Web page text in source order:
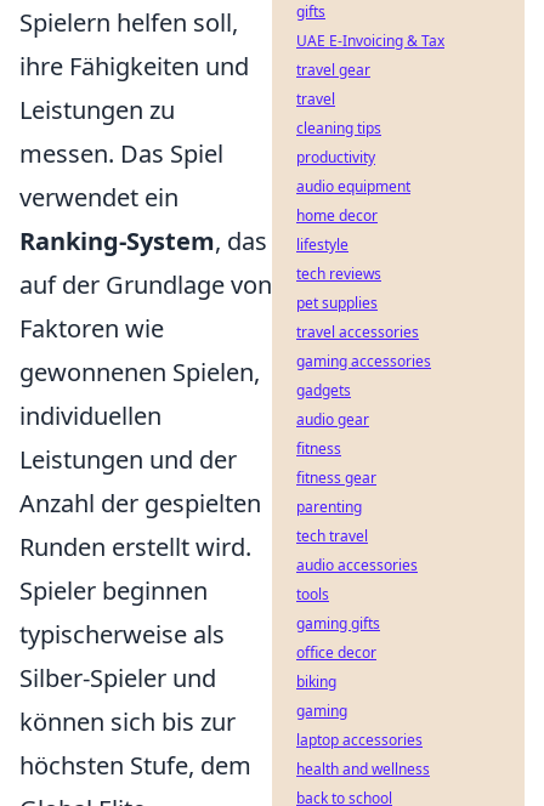
Spielern helfen soll,
ihre Fähigkeiten und
Leistungen zu
messen. Das Spiel
verwendet ein
Ranking-System, das
auf der Grundlage von
Faktoren wie
gewonnenen Spielen,
individuellen
Leistungen und der
Anzahl der gespielten
Runden erstellt wird.
Spieler beginnen
typischerweise als
Silber-Spieler und
können sich bis zur
höchsten Stufe, dem
gifts
UAE E-Invoicing & Tax
travel gear
travel
cleaning tips
productivity
audio equipment
home decor
lifestyle
tech reviews
pet supplies
travel accessories
gaming accessories
gadgets
audio gear
fitness
fitness gear
parenting
tech travel
audio accessories
tools
gaming gifts
office decor
biking
gaming
laptop accessories
health and wellness
back to school